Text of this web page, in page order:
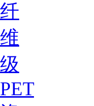
纤
维
级
PET